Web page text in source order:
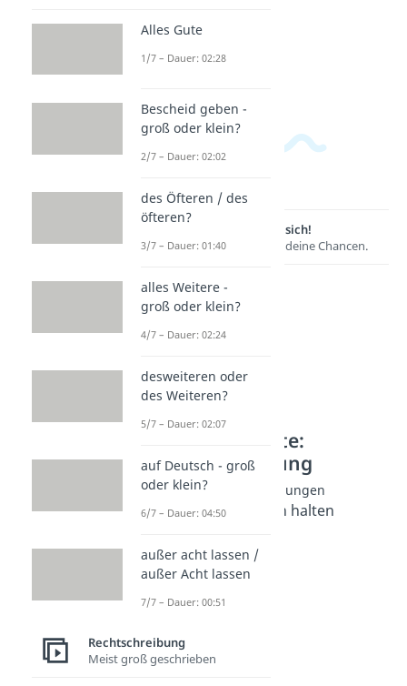
Lernen lohnt sich!
Entdecke hier deine Chancen.
Weitere Inhalte:
Rechtschreibung
Alltägliche Redewendungen
auf dem Laufenden halten
im Laufe des Tages
Dauer: 03:18
in keinster Weise
Dauer: 04:23
Dauer: 02:45
gang und gäbe
Alles Gute
1/7 – Dauer: 02:28
Bescheid geben -
groß oder klein?
2/7 – Dauer: 02:02
des Öfteren / des
öfteren?
3/7 – Dauer: 01:40
alles Weitere -
groß oder klein?
4/7 – Dauer: 02:24
desweiteren oder
des Weiteren?
5/7 – Dauer: 02:07
auf Deutsch - groß
oder klein?
6/7 – Dauer: 04:50
außer acht lassen /
außer Acht lassen
7/7 – Dauer: 00:51
Rechtschreibung
Meist groß geschrieben